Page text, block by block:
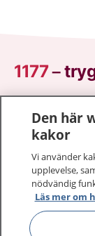
1177–
sjukdomar
Logga in för
vårdärenden.
1177 ger dig
Den här
kakor
Vi använder
upplevelse,
nödvändig
Läs mer om